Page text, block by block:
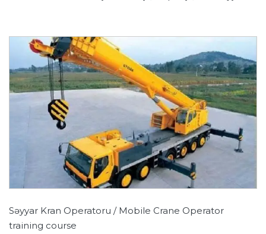
Səyyar Kran Operatoru / Mobile Crane Operator
training course